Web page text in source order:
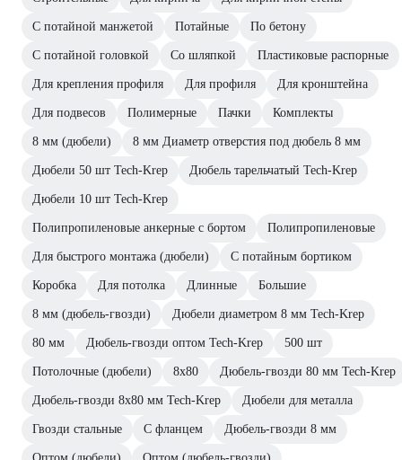
С потайной манжетой Потайные По бетону
С потайной головкой Со шляпкой Пластиковые распорные
Для крепления профиля Для профиля Для кронштейна
Для подвесов Полимерные Пачки Комплекты
8 мм (дюбели) 8 мм Диаметр отверстия под дюбель 8 мм
Дюбели 50 шт Tech-Krep Дюбель тарельчатый Tech-Krep
Дюбели 10 шт Tech-Krep
Полипропиленовые анкерные с бортом Полипропиленовые
Для быстрого монтажа (дюбели) С потайным бортиком
Коробка Для потолка Длинные Большие
8 мм (дюбель-гвозди) Дюбели диаметром 8 мм Tech-Krep
80 мм Дюбель-гвозди оптом Tech-Krep 500 шт
Потолочные (дюбели) 8х80 Дюбель-гвозди 80 мм Tech-Krep
Дюбель-гвозди 8х80 мм Tech-Krep Дюбели для металла
Гвозди стальные С фланцем Дюбель-гвозди 8 мм